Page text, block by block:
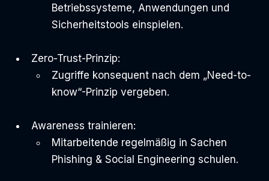
Betriebssysteme, Anwendungen und
Sicherheitstools einspielen.
Zero-Trust-Prinzip:
Zugriffe konsequent nach dem „Need-to-
know“-Prinzip vergeben.
Awareness trainieren:
Mitarbeitende regelmäßig in Sachen
Phishing & Social Engineering schulen.